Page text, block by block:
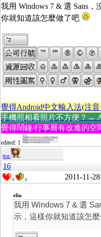
我用 Windows 7 & 選 Sans，
你就知道該怎麼做了吧
覺得Android中文輸入法(注
手機照相看照片不方便？→
覺得鬧鐘/行事曆有改進的
edited: 1
tpa
16
0 0 2011-11-28
eliu
我用 Windows 7 & 選
示，這樣你就知道該怎